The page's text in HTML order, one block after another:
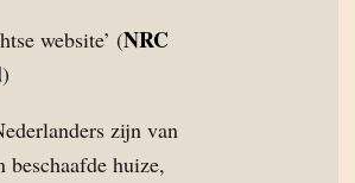
website’ (NRC
)
zijn van
beschaafde huize,